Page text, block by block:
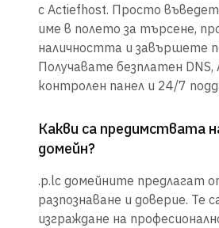
с Actiefhost. Просто
име в полето за търсене,
наличността и завършете
Получавате безплатен DNS,
контролен панел и 24/7
Какви са предимствата
домейн?
.p.lc домейните предлагат
разпознаване и доверие. Те
изграждане на